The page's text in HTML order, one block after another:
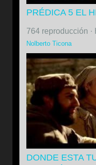
PRÉDICA 5 EL
764 reproducción ·
Nolberto Ticona
DONDE ESTA